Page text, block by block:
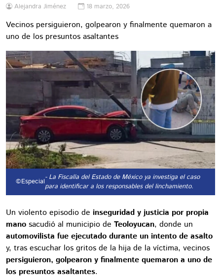
Alejandra Jiménez 18 marzo, 2026
Vecinos persiguieron, golpearon y finalmente quemaron a
uno de los presuntos asaltantes
©Especial- La Fiscalía del Estado de México ya investiga el caso
para identificar a los responsables del linchamiento.
Un violento episodio de inseguridad y justicia por propia
mano sacudió al municipio de Teoloyucan, donde un
automovilista fue ejecutado durante un intento de asalto
y, tras escuchar los gritos de la hija de la víctima, vecinos
persiguieron, golpearon y finalmente quemaron a uno de
los presuntos asaltantes.